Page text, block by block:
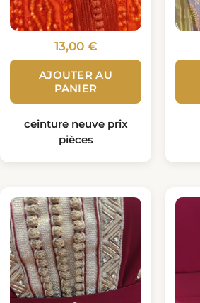
13,00 €
AJOUTER AU
PANIER
ceinture neuve prix
pièces